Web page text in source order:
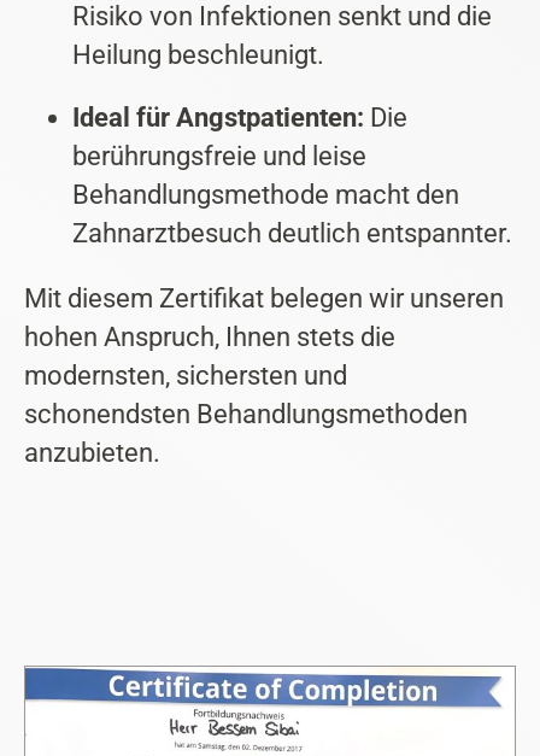
Risiko von Infektionen senkt und die
Heilung beschleunigt.
Ideal für Angstpatienten: Die
berührungsfreie und leise
Behandlungsmethode macht den
Zahnarztbesuch deutlich entspannter.
Mit diesem Zertifikat belegen wir unseren
hohen Anspruch, Ihnen stets die
modernsten, sichersten und
schonendsten Behandlungsmethoden
anzubieten.